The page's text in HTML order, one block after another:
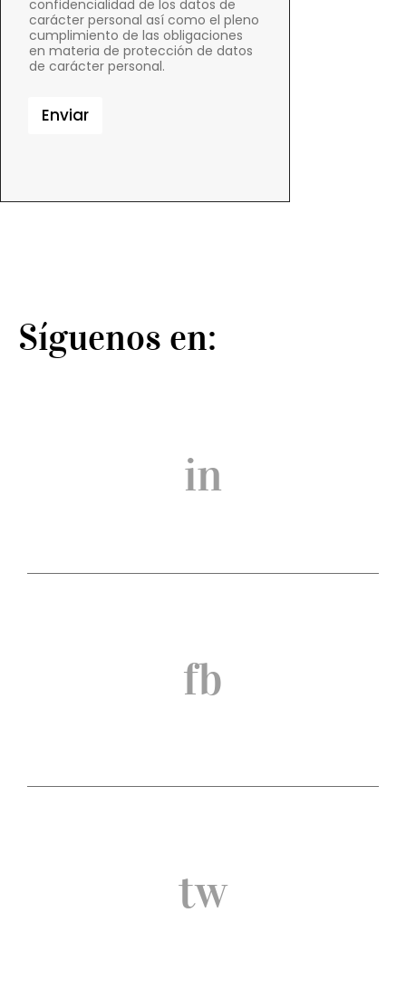
confidencialidad de los datos de
carácter personal así como el pleno
cumplimiento de las obligaciones
en materia de protección de datos
de carácter personal.
Enviar
Síguenos en:
in
fb
tw